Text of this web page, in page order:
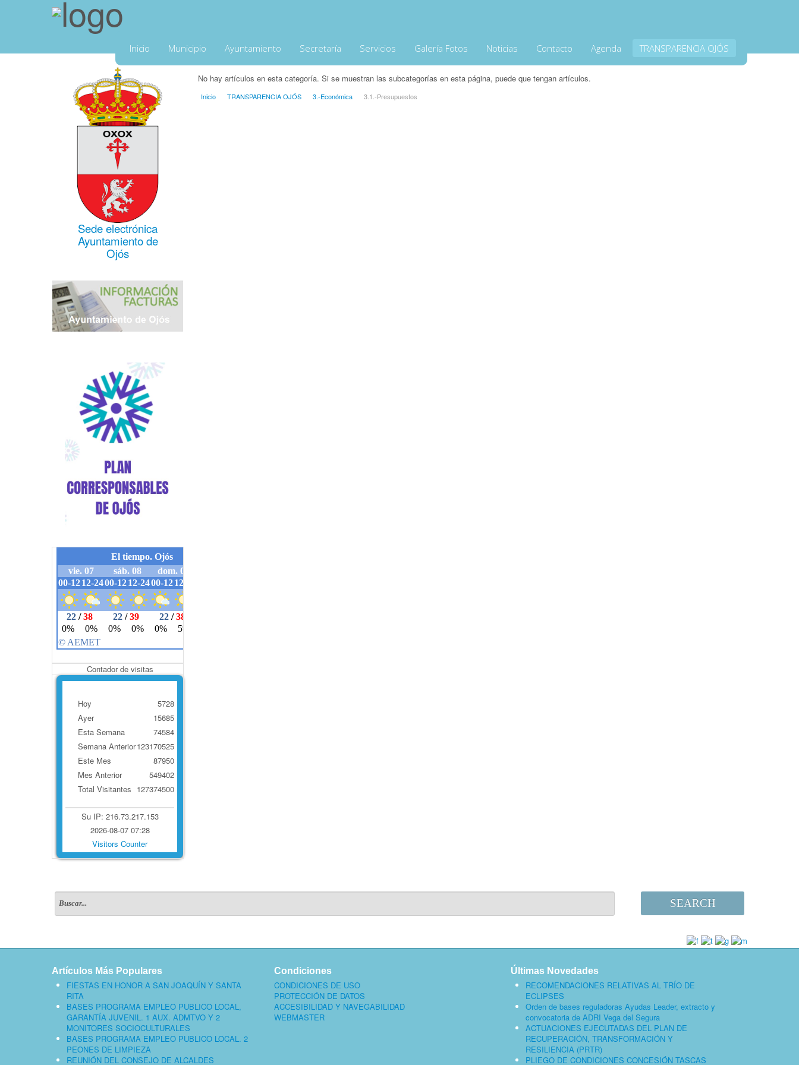
Inicio Municipio Ayuntamiento Secretaría Servicios Galería Fotos Noticias Contacto Agenda TRANSPARENCIA OJÓS
Sede electrónica
Ayuntamiento de
Ojós
Contador de visitas
Hoy
Ayer
Esta Semana
Semana Anterior
Este Mes
Mes Anterior
Total Visitantes
5728
15685
74584
123170525
87950
549402
127374500
Su IP: 216.73.217.153
2026-08-07 07:28
Visitors Counter
No hay artículos en esta categoría. Si se muestran las subcategorías en esta página, puede que tengan artículos.
Inicio TRANSPARENCIA OJÓS 3.-Económica 3.1.-Presupuestos
SEARCH
Artículos Más Populares
FIESTAS EN HONOR A SAN JOAQUÍN Y SANTA
RITA
BASES PROGRAMA EMPLEO PUBLICO LOCAL,
GARANTÍA JUVENIL. 1 AUX. ADMTVO Y 2
MONITORES SOCIOCULTURALES
BASES PROGRAMA EMPLEO PUBLICO LOCAL. 2
PEONES DE LIMPIEZA
REUNIÓN DEL CONSEJO DE ALCALDES
Condiciones
CONDICIONES DE USO
PROTECCIÓN DE DATOS
ACCESIBILIDAD Y NAVEGABILIDAD
WEBMASTER
Últimas Novedades
RECOMENDACIONES RELATIVAS AL TRÍO DE
ECLIPSES
Orden de bases reguladoras Ayudas Leader, extracto y
convocatoria de ADRI Vega del Segura
ACTUACIONES EJECUTADAS DEL PLAN DE
RECUPERACIÓN, TRANSFORMACIÓN Y
RESILIENCIA (PRTR)
PLIEGO DE CONDICIONES CONCESIÓN TASCAS